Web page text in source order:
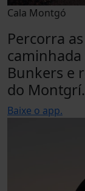
Cala Montgó
Percorra
caminhada
Bunkers e
do Montgrí.
Baixe o app.